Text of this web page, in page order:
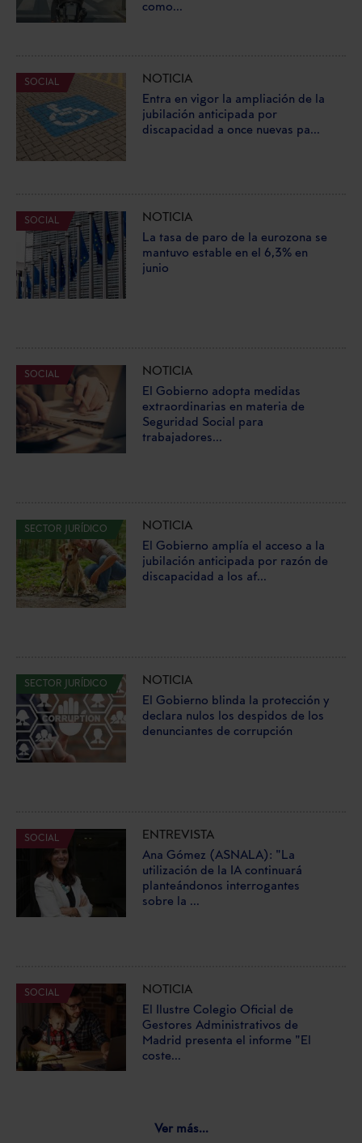
como...
SOCIAL
NOTICIA
Entra en vigor la ampliación de la
jubilación anticipada por
discapacidad a once nuevas pa...
SOCIAL
NOTICIA
La tasa de paro de la eurozona se
mantuvo estable en el 6,3% en
junio
SOCIAL
NOTICIA
El Gobierno adopta medidas
extraordinarias en materia de
Seguridad Social para
trabajadores...
SECTOR JURÍDICO
NOTICIA
El Gobierno amplía el acceso a la
jubilación anticipada por razón de
discapacidad a los af...
SECTOR JURÍDICO
NOTICIA
El Gobierno blinda la protección y
declara nulos los despidos de los
denunciantes de corrupción
SOCIAL
ENTREVISTA
Ana Gómez (ASNALA): "La
utilización de la IA continuará
planteándonos interrogantes
sobre la ...
SOCIAL
NOTICIA
El Ilustre Colegio Oficial de
Gestores Administrativos de
Madrid presenta el informe "El
coste...
Ver más...